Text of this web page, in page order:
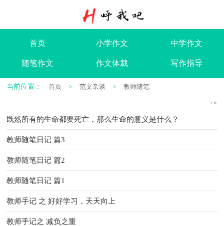
首页 小学作文 中学作文
随笔作文 作文体裁 写作指导
当前位置： 首页 > 范文杂谈 > 教师随笔
既然所有的生命都要死亡，那么生命的意义是什么？
教师随笔日记 篇3
教师随笔日记 篇2
教师随笔日记 篇1
教师手记 之 好好学习，天天向上
教师手记之 减负之重